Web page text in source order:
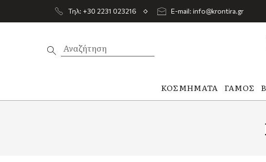
Τηλ: +30 2231 023216 E-mail: info@krontira.gr
ΚΟΣΜΉΜΑΤΑ ΓΆΜΟΣ